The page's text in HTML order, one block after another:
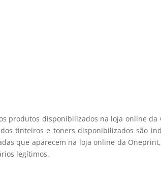
produtos disponibilizados na loja online
tinteiros e toners disponibilizados são
que aparecem na loja online da
legítimos.